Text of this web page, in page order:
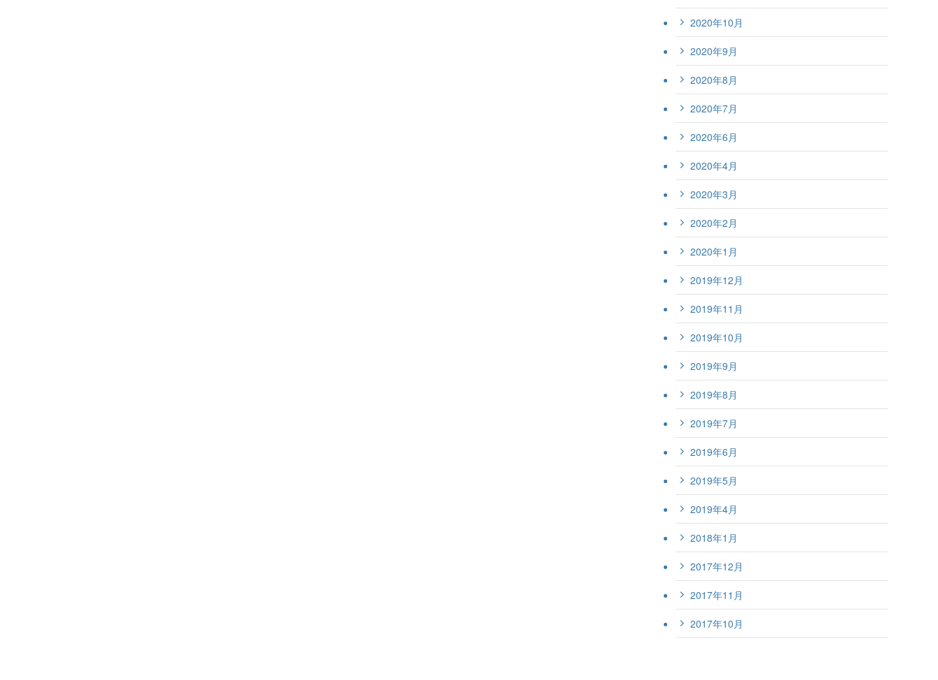
2020年10月
2020年9月
2020年8月
2020年7月
2020年6月
2020年4月
2020年3月
2020年2月
2020年1月
2019年12月
2019年11月
2019年10月
2019年9月
2019年8月
2019年7月
2019年6月
2019年5月
2019年4月
2018年1月
2017年12月
2017年11月
2017年10月